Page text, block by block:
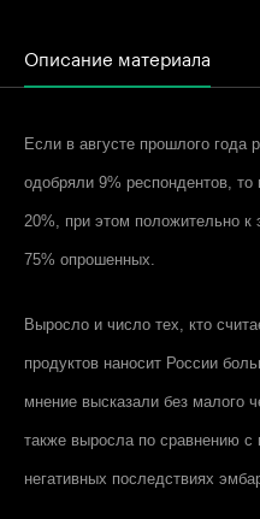
Описание материала
Если в августе прошлого года
одобряли 9% респондентов, то
20%, при этом положительно к
75% опрошенных.
Выросло и число тех, кто
продуктов наносит России
мнение высказали без малого
также выросла по сравнению
негативных последствиях